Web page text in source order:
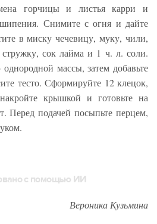
горчицы и листья карри и
шипения. Снимите с огня и дайте
в миску чечевицу, муку, чили,
сок лайма и 1 ч. л. соли.
массы, затем добавьте
тесто. Сформируйте 12 клецок,
крышкой и готовьте на
Перед подачей посыпьте перцем,
с помощью ИИ
Вероника Кузьмина